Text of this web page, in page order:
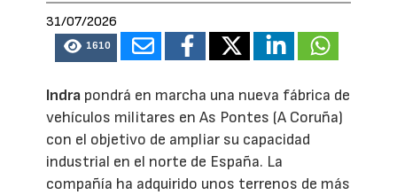
31/07/2026
1610
Indra pondrá en marcha una nueva fábrica de
vehículos militares en As Pontes (A Coruña)
con el objetivo de ampliar su capacidad
industrial en el norte de España. La
compañía ha adquirido unos terrenos de más